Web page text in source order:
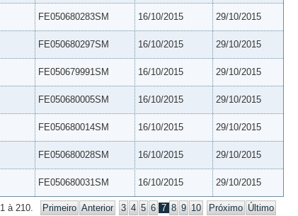
FE050680283SM 16/10/2015 29/10/2015
FE050680297SM 16/10/2015 29/10/2015
FE050679991SM 16/10/2015 29/10/2015
FE050680005SM 16/10/2015 29/10/2015
FE050680014SM 16/10/2015 29/10/2015
FE050680028SM 16/10/2015 29/10/2015
FE050680031SM 16/10/2015 29/10/2015
à 210. Primeiro Anterior 3 4 5 6 7 8 9 10 Próximo Último